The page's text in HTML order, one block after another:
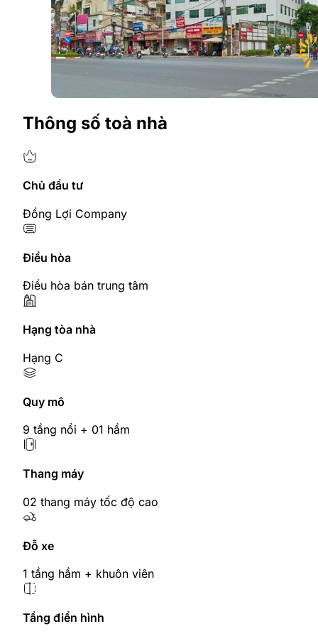
Thông số toà nhà
Chủ đầu tư
Đồng Lợi Company
Điều hòa
Điều hòa bán trung tâm
Hạng tòa nhà
Hạng C
Quy mô
9 tầng nổi + 01 hầm
Thang máy
02 thang máy tốc độ cao
Đỗ xe
1 tầng hầm + khuôn viên
Tầng điển hình